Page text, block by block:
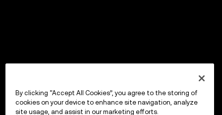
By clicking “Accept All Cookies”, you agree to the storing of
cookies on your device to enhance site navigation, analyze
site usage, and assist in our marketing efforts.